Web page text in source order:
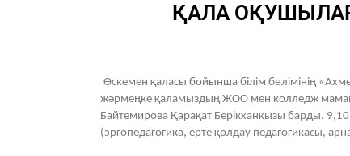
ҚАЛА
Өскемен қаласы бойынша білім бөлімінің
жәрмеңке қаламыздың ЖОО мен колледж
Байтемирова Қарақат Берікханқызы барды.
(эргопедагогика, ерте қолдау педагогикасы,